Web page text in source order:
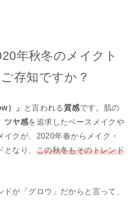
年秋冬のメイクト
存知ですか？
）」 と言われる質感です。肌の
ツヤ感を追求したベースメイクや
イクが、2020年春からメイク・
なり、 この秋冬もそのトレンド
ドが「グロウ」だからと言って、